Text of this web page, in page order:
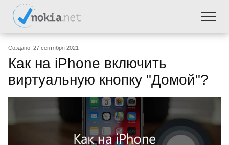
Создано: 27 сентября 2021
Как на iPhone включить
виртуальную кнопку "Домой"?